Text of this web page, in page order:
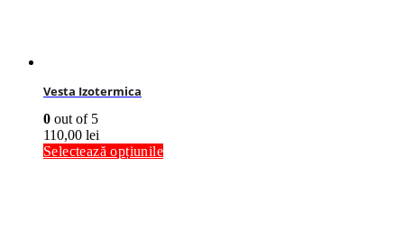
Vesta Izotermica
0 out of 5
110,00 lei
Selectează opțiunile